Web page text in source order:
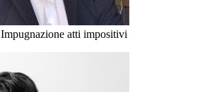
Impugnazione atti impositivi